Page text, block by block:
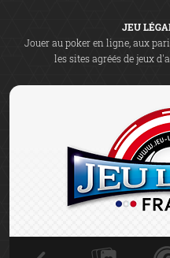
JEU
Jouer au poker en ligne, aux
les sites agréés de jeux